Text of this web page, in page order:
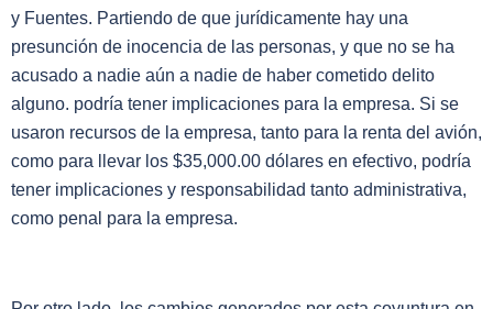
y Fuentes. Partiendo de que jurídicamente hay una
presunción de inocencia de las personas, y que no se ha
acusado a nadie aún a nadie de haber cometido delito
alguno. podría tener implicaciones para la empresa. Si se
usaron recursos de la empresa, tanto para la renta del avión,
como para llevar los $35,000.00 dólares en efectivo, podría
tener implicaciones y responsabilidad tanto administrativa,
como penal para la empresa.